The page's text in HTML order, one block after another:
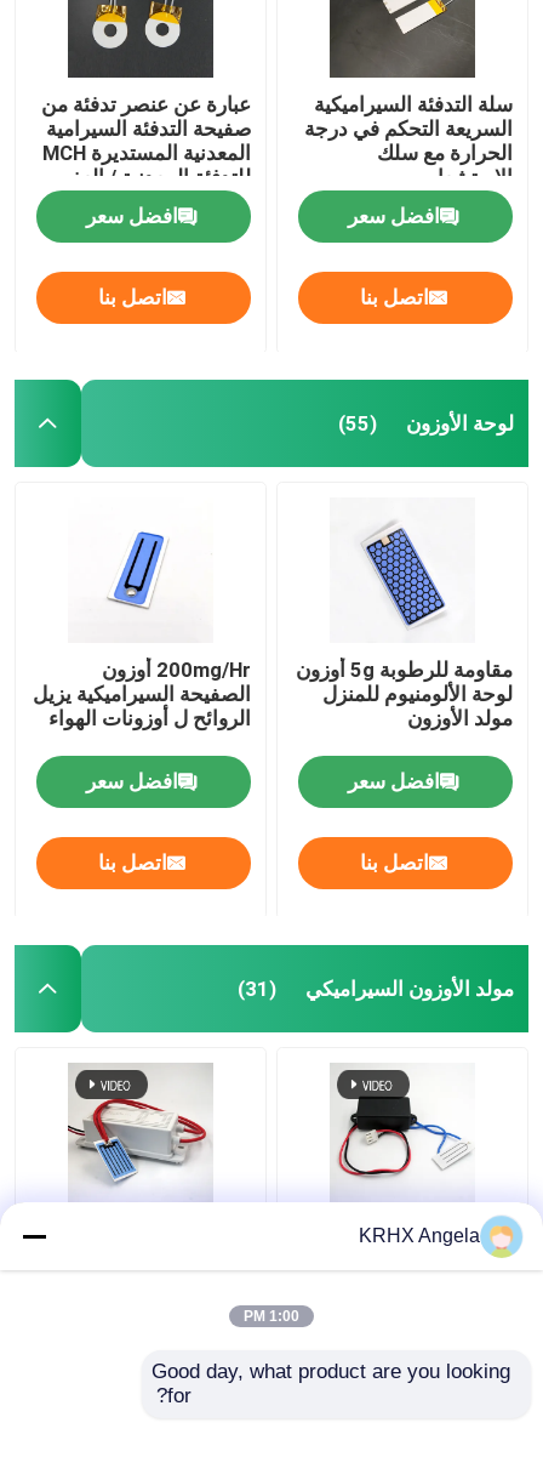
سلة التدفئة السيراميكية
السريعة التحكم في درجة
الحرارة مع سلك
الاستشعار
افضل سعر
اتصل بنا
عبارة عن عنصر تدفئة من
صفيحة التدفئة السيرامية
المعدنية المستديرة MCH
للتدفئة المعدنية / العفن
افضل سعر
اتصل بنا
لوحة الأوزون (55)
مقاومة للرطوبة 5g أوزون
لوحة الألومنيوم للمنزل
مولد الأوزون
افضل سعر
اتصل بنا
200mg/Hr أوزون
الصفيحة السيراميكية يزيل
الروائح ل أوزونات الهواء
افضل سعر
اتصل بنا
مولد الأوزون السيراميكي (31)
مولد الأوزون السيراميكي
المحمول 500mg 12V
KRHX Angela
1:00 PM
Good day, what product are you looking
for?